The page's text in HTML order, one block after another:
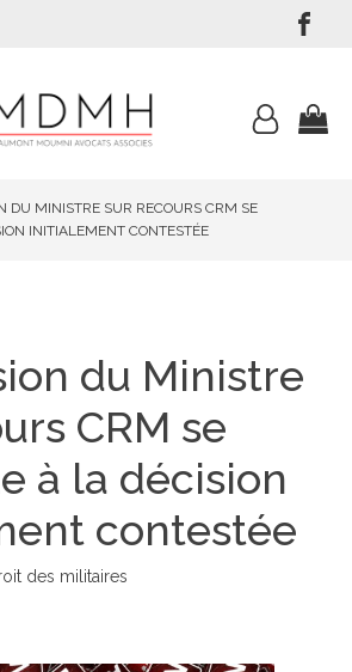
DU MINISTRE SUR RECOURS CRM SE
INITIALEMENT CONTESTÉE
du Ministre
CRM se
à la décision
contestée
des militaires